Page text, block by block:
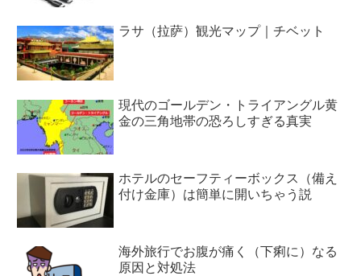
ラサ（拉萨）観光マップ｜チベット
現代のゴールデン・トライアングル黄
金の三角地帯の恐ろしすぎる真実
ホテルのセーフティーボックス（備え
付け金庫）は簡単に開いちゃう説
海外旅行でお腹が痛く（下痢に）なる
原因と対処法